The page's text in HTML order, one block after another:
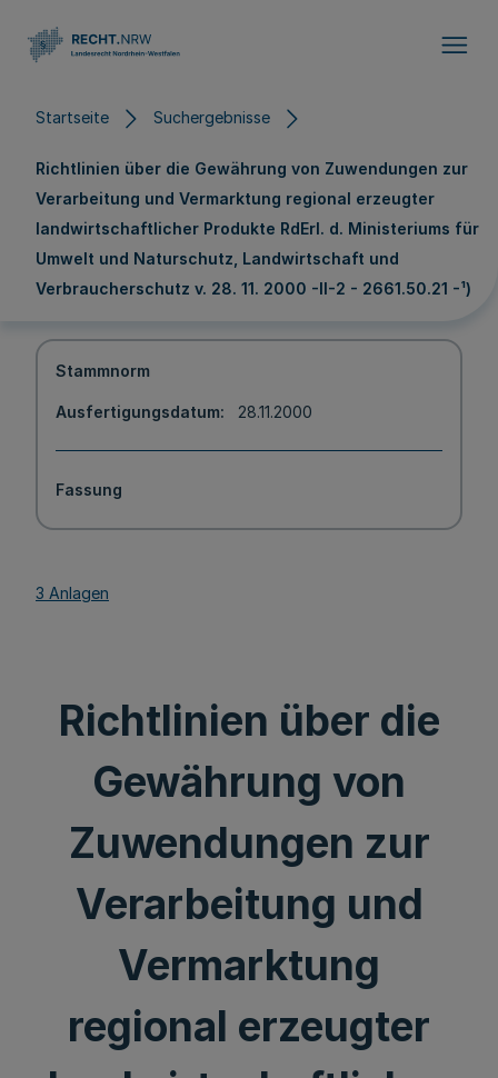
Startseite Suchergebnisse
Richtlinien über die Gewährung von Zuwendungen zur
Verarbeitung und Vermarktung regional erzeugter
landwirtschaftlicher Produkte RdErl. d. Ministeriums für
Umwelt und Naturschutz, Landwirtschaft und
Verbraucherschutz v. 28. 11. 2000 -II-2 - 2661.50.21 -¹)
Stammnorm
Ausfertigungsdatum 28.11.2000
Fassung
3 Anlagen
Richtlinien über die
Gewährung von
Zuwendungen zur
Verarbeitung und
Vermarktung
regional erzeugter